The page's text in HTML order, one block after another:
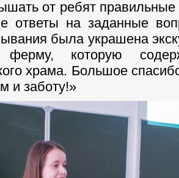
от ребят
ответы на заданные
была украшена
которую
храма. Большое
и заботу!»